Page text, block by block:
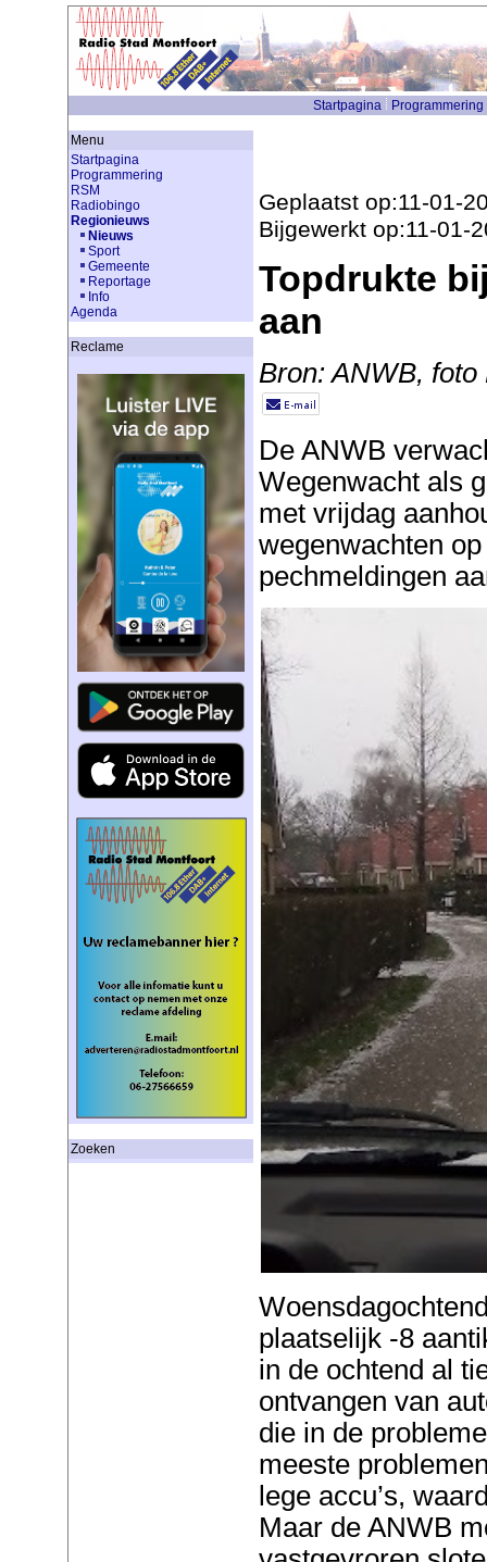
Startpagina Programmering
Menu
Startpagina
Programmering
RSM
Radiobingo
Regionieuws
Nieuws
Sport
Gemeente
Reportage
Info
Agenda
Reclame
Zoeken
Geplaatst op:11-01-
Bijgewerkt op:11-01-
Topdrukte
aan
Bron: ANWB,
De ANWB
Wegenwacht als
met vrijdag
wegenwachten
pechmeldingen
plaatselijk -8
in de ochtend al
ontvangen van
die in de
meeste
lege accu’s,
Maar de ANWB